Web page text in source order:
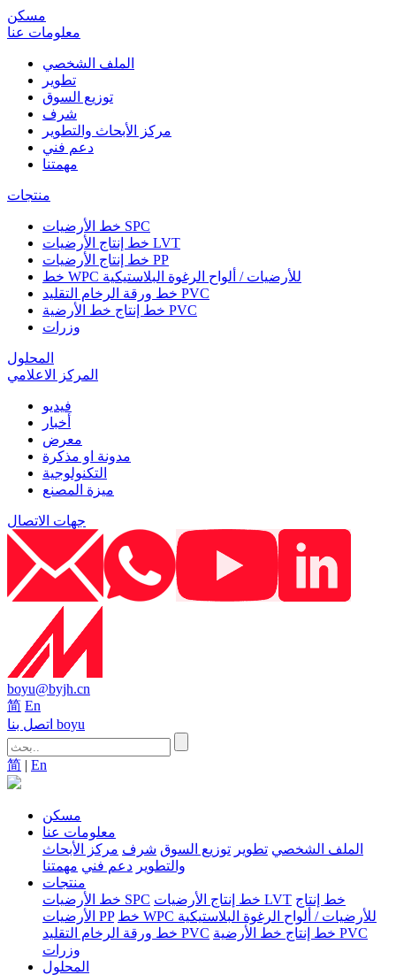
مسكن
معلومات عنا
الملف الشخصي
تطوير
توزيع السوق
شرف
مركز الأبحاث والتطوير
دعم فني
مهمتنا
منتجات
خط الأرضيات SPC
خط إنتاج الأرضيات LVT
خط إنتاج الأرضيات PP
خط WPC للأرضيات / ألواح الرغوة البلاستيكية
خط ورقة الرخام التقليد PVC
خط إنتاج خط الأرضية PVC
وزرات
المحلول
المركز الاعلامي
فيديو
أخبار
معرض
مدونة او مذكرة
التكنولوجية
ميزة المصنع
جهات الاتصال
boyu@byjh.cn
简 En
اتصل بنا boyu
简 | En
مسكن
معلومات عنا
الملف الشخصي تطوير توزيع السوق شرف مركز الأبحاث
والتطوير دعم فني مهمتنا
منتجات
خط الأرضيات SPC
خط إنتاج الأرضيات LVT خط إنتاج
الأرضيات PP
خط WPC للأرضيات / ألواح الرغوة البلاستيكية
خط ورقة الرخام التقليد PVC
خط إنتاج خط الأرضية PVC
وزرات
المحلول